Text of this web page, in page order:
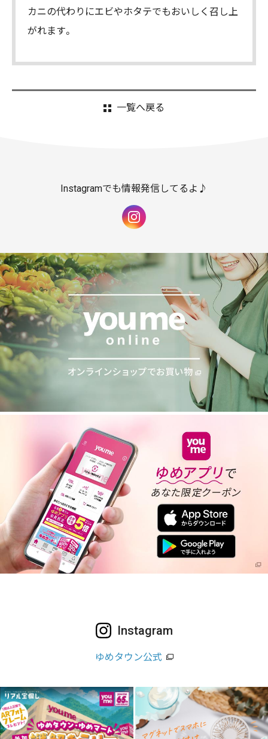
カニの代わりにエビやホタテでもおいしく召し上
がれます。
一覧へ戻る
Instagramでも情報発信してるよ♪
Instagram
ゆめタウン公式